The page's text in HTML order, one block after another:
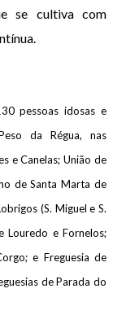
se cultiva com
pessoas idosas e
da Régua, nas
e Canelas; União de
de Santa Marta de
(S. Miguel e S.
Louredo e Fornelos;
e Freguesia de
de Parada do